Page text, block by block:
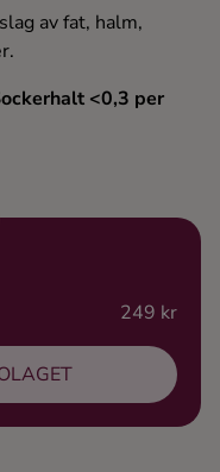
av fat, halm,
<0,3 per
249 kr